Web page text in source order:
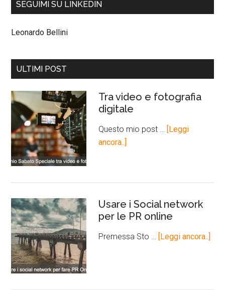
SEGUIMI SU LINKEDIN
Leonardo Bellini
ULTIMI POST
Tra video e fotografia
digitale
Questo mio post …
[Leggi
ancora..]
Usare i Social network
per le PR online
Premessa Sto … [Leggi ancora..]